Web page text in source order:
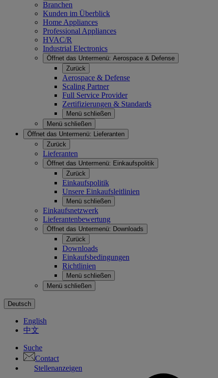
Branchen
Kunden im Überblick
Home Appliances
Professional Appliances
HVAC/R
Industrial Electronics
Öffnet das Untermenü: Aerospace & Defense
Zurück
Aerospace & Defense
Scaling Partner
Full Service Provider
Zertifizierungen & Standards
Menü schließen
Menü schließen
Öffnet das Untermenü: Lieferanten
Zurück
Lieferanten
Öffnet das Untermenü: Einkaufspolitik
Zurück
Einkaufspolitik
Unsere Einkaufsleitlinien
Menü schließen
Einkaufsnetzwerk
Lieferantenbewertung
Öffnet das Untermenü: Downloads
Zurück
Downloads
Einkaufsbedingungen
Richtlinien
Menü schließen
Menü schließen
Deutsch
English
中文
Suche
Contact
Stellenanzeigen